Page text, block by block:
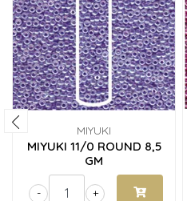
MIYUKI
MIYUKI 11/0 ROUND 8,5
GM
+
-